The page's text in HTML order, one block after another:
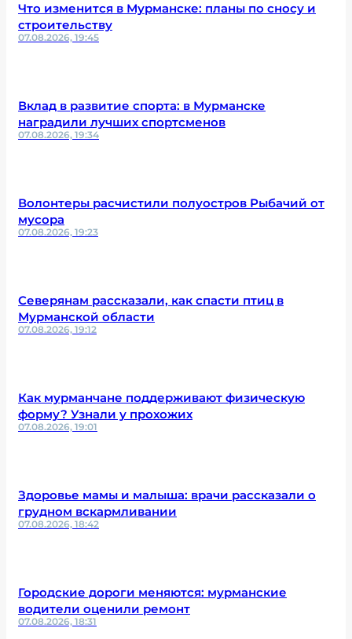
Что изменится в Мурманске: планы по сносу и
строительству
07.08.2026, 19:45
Вклад в развитие спорта: в Мурманске
наградили лучших спортсменов
07.08.2026, 19:34
Волонтеры расчистили полуостров Рыбачий от
мусора
07.08.2026, 19:23
Северянам рассказали, как спасти птиц в
Мурманской области
07.08.2026, 19:12
Как мурманчане поддерживают физическую
форму? Узнали у прохожих
07.08.2026, 19:01
Здоровье мамы и малыша: врачи рассказали о
грудном вскармливании
07.08.2026, 18:42
Городские дороги меняются: мурманские
водители оценили ремонт
07.08.2026, 18:31